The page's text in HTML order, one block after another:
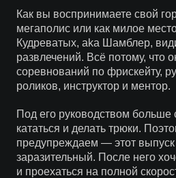
Как вы воспринимаете свой
мегаполис или как милое
Кудреватых, aka Шамблер,
развлечений. Всё потому, что
соревнований по фрискейту,
роликов, инструктор и ментор.
Под его руководством больше
кататься и делать трюки.
предупреждаем — этот
заразительный. После него
и проехаться на полной